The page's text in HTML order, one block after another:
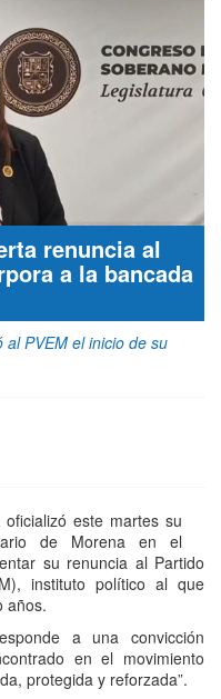
renuncia al
a la bancada
PVEM el inicio de su
este martes su
de Morena en el
su renuncia al Partido
instituto político al que
años.
a una convicción
en el movimiento
protegida y reforzada”.